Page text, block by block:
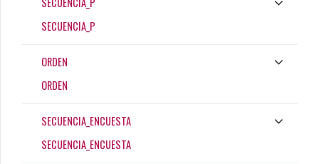
SECUENCIA_P
ORDEN
ORDEN
SECUENCIA_ENCUESTA
SECUENCIA_ENCUESTA